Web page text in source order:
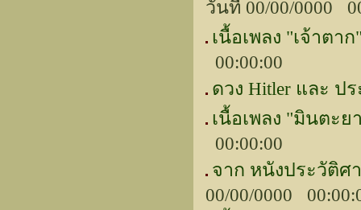
วันที่ 00/00/0000
เนื้อเพลง "เจ้าตา
00:00:00
ดวง Hitler และ ป
เนื้อเพลง "มินตะ
00:00:00
จาก หนังประวัติศ
00/00/0000